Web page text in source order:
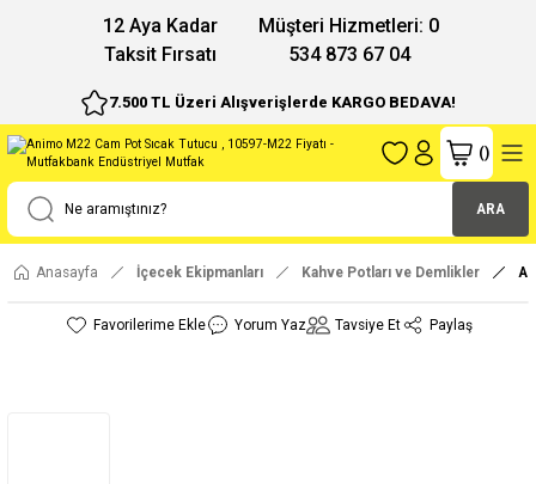
12 Aya Kadar
Taksit Fırsatı
Müşteri Hizmetleri: 0
534 873 67 04
7.500 TL Üzeri Alışverişlerde KARGO BEDAVA!
ARA
()
Anasayfa İçecek Ekipmanları Kahve Potları ve Demlikler
Yorum Yaz Tavsiye Et Paylaş